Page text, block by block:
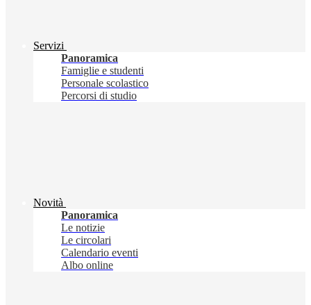
Servizi
Panoramica
Famiglie e studenti
Personale scolastico
Percorsi di studio
Novità
Panoramica
Le notizie
Le circolari
Calendario eventi
Albo online